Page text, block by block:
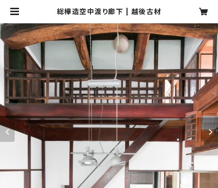
総欅造空中渡り廊下 | 越後古材